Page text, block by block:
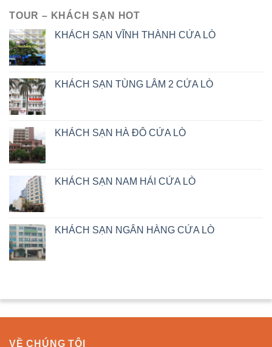
TOUR – KHÁCH SẠN HOT
KHÁCH SẠN VĨNH THÀNH CỬA LÒ
KHÁCH SẠN TÙNG LÂM 2 CỬA LÒ
KHÁCH SẠN HÀ ĐÔ CỬA LÒ
KHÁCH SẠN NAM HẢI CỬA LÒ
KHÁCH SẠN NGÂN HÀNG CỬA LÒ
VỀ CHÚNG TÔI